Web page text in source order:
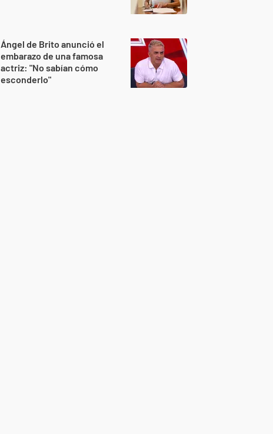
Ángel de Brito anunció el
embarazo de una famosa
actriz: "No sabían cómo
esconderlo"